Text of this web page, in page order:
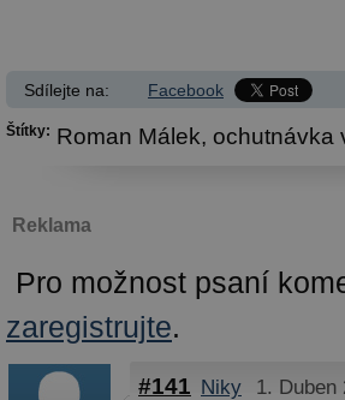
Sdílejte na: Facebook
Štítky: Roman Málek, ochutnávka
Reklama
Pro možnost psaní
zaregistrujte.
#141 Niky 1. Duben